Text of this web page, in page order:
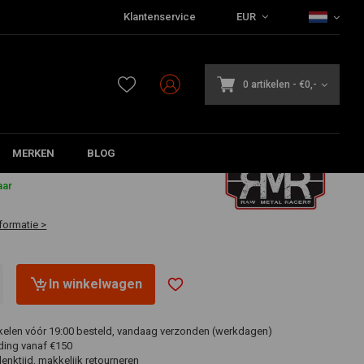
Klantenservice EUR
0 artikelen - €0,-
MERKEN BLOG
>
In winkelwagen
vóór 19:00 besteld, vandaag verzonden (werkdagen)
vanaf €150
makkelijk retourneren